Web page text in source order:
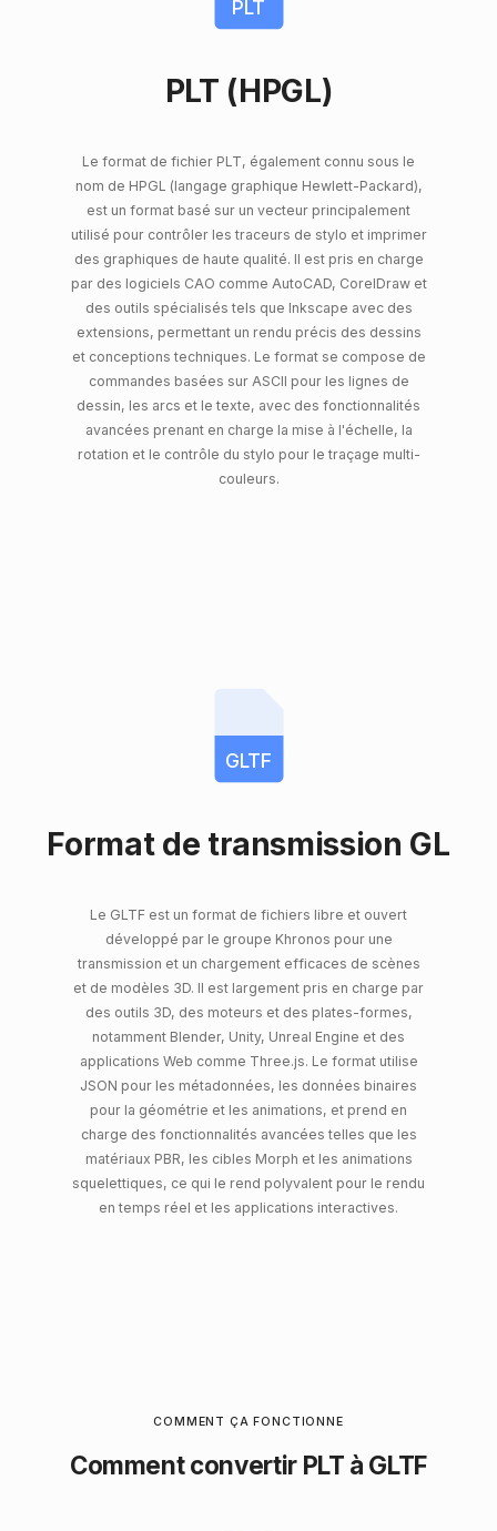
PLT
PLT (HPGL)
Le format de fichier PLT, également connu sous le
nom de HPGL (langage graphique Hewlett-Packard),
est un format basé sur un vecteur principalement
utilisé pour contrôler les traceurs de stylo et imprimer
des graphiques de haute qualité. Il est pris en charge
par des logiciels CAO comme AutoCAD, CorelDraw et
des outils spécialisés tels que Inkscape avec des
extensions, permettant un rendu précis des dessins
et conceptions techniques. Le format se compose de
commandes basées sur ASCII pour les lignes de
dessin, les arcs et le texte, avec des fonctionnalités
avancées prenant en charge la mise à l'échelle, la
rotation et le contrôle du stylo pour le traçage multi-
couleurs.
GLTF
Format de transmission GL
Le GLTF est un format de fichiers libre et ouvert
développé par le groupe Khronos pour une
transmission et un chargement efficaces de scènes
et de modèles 3D. Il est largement pris en charge par
des outils 3D, des moteurs et des plates-formes,
notamment Blender, Unity, Unreal Engine et des
applications Web comme Three.js. Le format utilise
JSON pour les métadonnées, les données binaires
pour la géométrie et les animations, et prend en
charge des fonctionnalités avancées telles que les
matériaux PBR, les cibles Morph et les animations
squelettiques, ce qui le rend polyvalent pour le rendu
en temps réel et les applications interactives.
COMMENT ÇA FONCTIONNE
Comment convertir PLT à GLTF